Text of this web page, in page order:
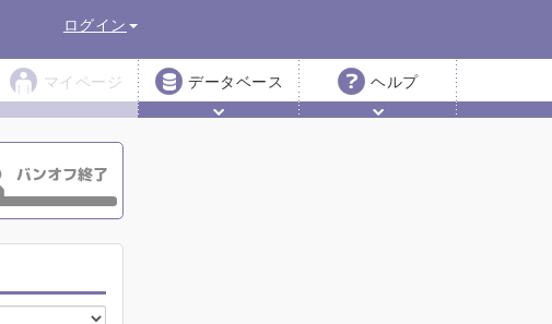
ログイン
マイページ データベース ヘルプ